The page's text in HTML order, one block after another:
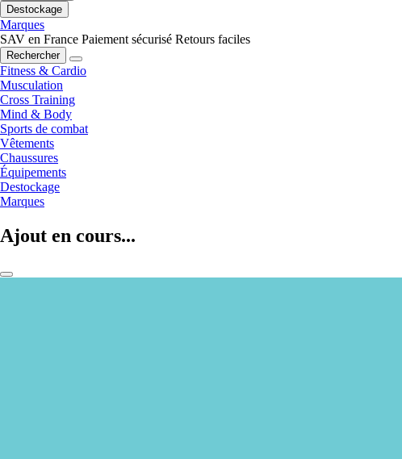
Destockage
Marques
SAV en France Paiement sécurisé Retours faciles
Rechercher
Fitness & Cardio
Musculation
Cross Training
Mind & Body
Sports de combat
Vêtements
Chaussures
Équipements
Destockage
Marques
Ajout en cours...